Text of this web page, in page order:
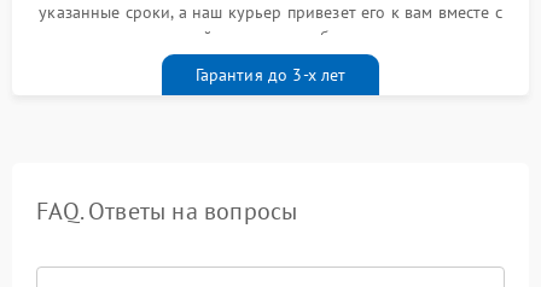
указанные сроки, а наш курьер привезет его к вам вместе с
гарантийным талоном бесплатно
Гарантия до 3-х лет
FAQ. Ответы на вопросы